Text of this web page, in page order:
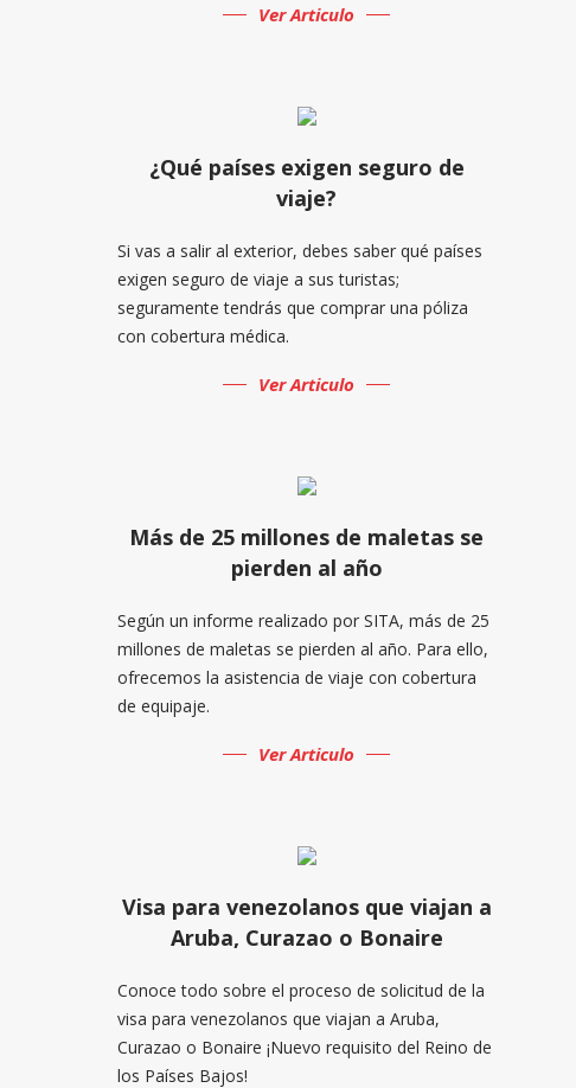
Ver Articulo
¿Qué países exigen seguro de
viaje?
Si vas a salir al exterior, debes saber qué países
exigen seguro de viaje a sus turistas;
seguramente tendrás que comprar una póliza
con cobertura médica.
Ver Articulo
Más de 25 millones de maletas se
pierden al año
Según un informe realizado por SITA, más de 25
millones de maletas se pierden al año. Para ello,
ofrecemos la asistencia de viaje con cobertura
de equipaje.
Ver Articulo
Visa para venezolanos que viajan a
Aruba, Curazao o Bonaire
Conoce todo sobre el proceso de solicitud de la
visa para venezolanos que viajan a Aruba,
Curazao o Bonaire ¡Nuevo requisito del Reino de
los Países Bajos!